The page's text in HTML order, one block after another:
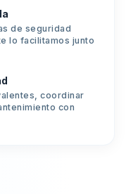
de seguridad
lo facilitamos junto
coordinar
con